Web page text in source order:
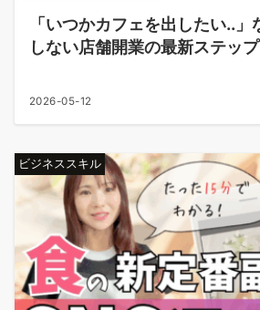
「いつかカフェを出したい..
しない店舗開業の最新ステップ
2026-05-12
ビジネススキル